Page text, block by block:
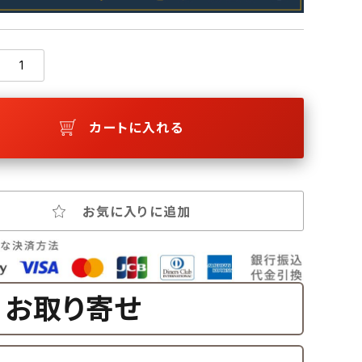
カートに入れる
お気に入りに追加
お取り寄せ